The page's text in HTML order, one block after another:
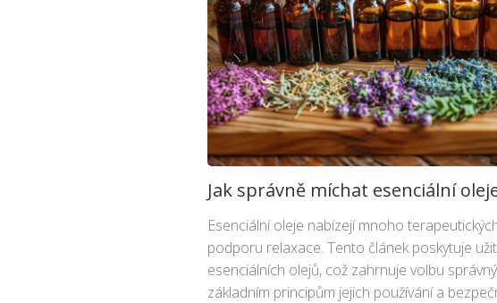
Jak správně míchat esenciální
Esenciální oleje nabízejí mnoho
podporu relaxace. Tento článek poskytuje
esenciálních olejů, což zahrnuje volbu
základním principům jejich používání a